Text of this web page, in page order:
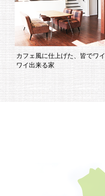
カフェ風に仕上げた、皆でワイ
ワイ出来る家